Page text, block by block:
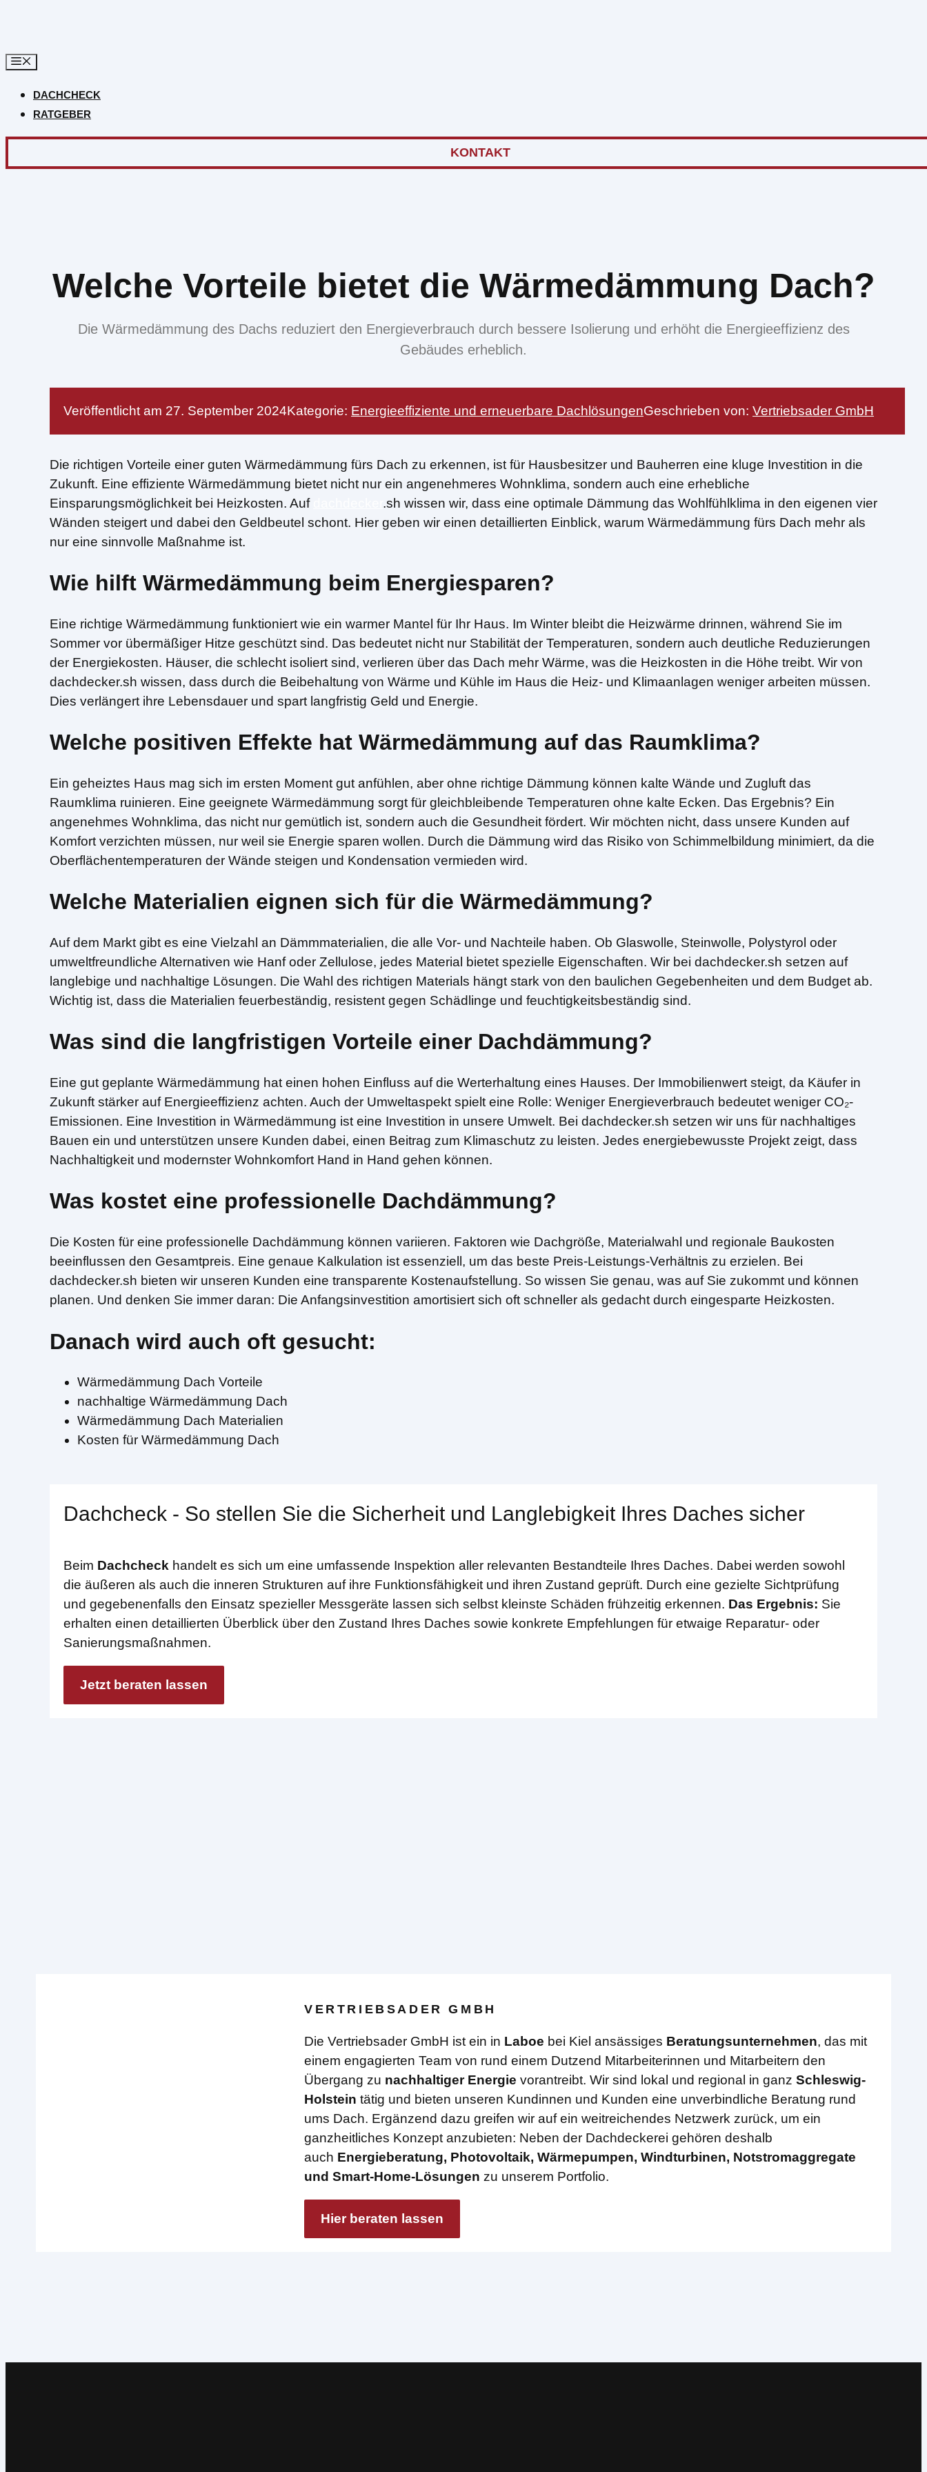
springen
DACHCHECK
RATGEBER
KONTAKT
Welche Vorteile bietet die Wärmedämmung Dach?
Die Wärmedämmung des Dachs reduziert den Energieverbrauch durch bessere Isolierung und erhöht die Energieeffizienz des
Gebäudes erheblich.
Veröffentlicht am 27. September 2024Kategorie: Energieeffiziente und erneuerbare DachlösungenGeschrieben von: Vertriebsader GmbH
Die richtigen Vorteile einer guten Wärmedämmung fürs Dach zu erkennen, ist für Hausbesitzer und Bauherren eine kluge Investition in die
Zukunft. Eine effiziente Wärmedämmung bietet nicht nur ein angenehmeres Wohnklima, sondern auch eine erhebliche
Einsparungsmöglichkeit bei Heizkosten. Auf
.sh wissen wir, dass eine optimale Dämmung das Wohlfühlklima in den eigenen vier
Wänden steigert und dabei den Geldbeutel schont. Hier geben wir einen detaillierten Einblick, warum Wärmedämmung fürs Dach mehr als
nur eine sinnvolle Maßnahme ist.
Wie hilft Wärmedämmung beim Energiesparen?
Eine richtige Wärmedämmung funktioniert wie ein warmer Mantel für Ihr Haus. Im Winter bleibt die Heizwärme drinnen, während Sie im
Sommer vor übermäßiger Hitze geschützt sind. Das bedeutet nicht nur Stabilität der Temperaturen, sondern auch deutliche Reduzierungen
der Energiekosten. Häuser, die schlecht isoliert sind, verlieren über das Dach mehr Wärme, was die Heizkosten in die Höhe treibt. Wir von
dachdecker.sh wissen, dass durch die Beibehaltung von Wärme und Kühle im Haus die Heiz- und Klimaanlagen weniger arbeiten müssen.
Dies verlängert ihre Lebensdauer und spart langfristig Geld und Energie.
Welche positiven Effekte hat Wärmedämmung auf das Raumklima?
Ein geheiztes Haus mag sich im ersten Moment gut anfühlen, aber ohne richtige Dämmung können kalte Wände und Zugluft das
Raumklima ruinieren. Eine geeignete Wärmedämmung sorgt für gleichbleibende Temperaturen ohne kalte Ecken. Das Ergebnis? Ein
angenehmes Wohnklima, das nicht nur gemütlich ist, sondern auch die Gesundheit fördert. Wir möchten nicht, dass unsere Kunden auf
Komfort verzichten müssen, nur weil sie Energie sparen wollen. Durch die Dämmung wird das Risiko von Schimmelbildung minimiert, da die
Oberflächentemperaturen der Wände steigen und Kondensation vermieden wird.
Welche Materialien eignen sich für die Wärmedämmung?
Auf dem Markt gibt es eine Vielzahl an Dämmmaterialien, die alle Vor- und Nachteile haben. Ob Glaswolle, Steinwolle, Polystyrol oder
umweltfreundliche Alternativen wie Hanf oder Zellulose, jedes Material bietet spezielle Eigenschaften. Wir bei dachdecker.sh setzen auf
langlebige und nachhaltige Lösungen. Die Wahl des richtigen Materials hängt stark von den baulichen Gegebenheiten und dem Budget ab.
Wichtig ist, dass die Materialien feuerbeständig, resistent gegen Schädlinge und feuchtigkeitsbeständig sind.
Was sind die langfristigen Vorteile einer Dachdämmung?
Eine gut geplante Wärmedämmung hat einen hohen Einfluss auf die Werterhaltung eines Hauses. Der Immobilienwert steigt, da Käufer in
Zukunft stärker auf Energieeffizienz achten. Auch der Umweltaspekt spielt eine Rolle: Weniger Energieverbrauch bedeutet weniger CO₂-
Emissionen. Eine Investition in Wärmedämmung ist eine Investition in unsere Umwelt. Bei dachdecker.sh setzen wir uns für nachhaltiges
Bauen ein und unterstützen unsere Kunden dabei, einen Beitrag zum Klimaschutz zu leisten. Jedes energiebewusste Projekt zeigt, dass
Nachhaltigkeit und modernster Wohnkomfort Hand in Hand gehen können.
Was kostet eine professionelle Dachdämmung?
Die Kosten für eine professionelle Dachdämmung können variieren. Faktoren wie Dachgröße, Materialwahl und regionale Baukosten
beeinflussen den Gesamtpreis. Eine genaue Kalkulation ist essenziell, um das beste Preis-Leistungs-Verhältnis zu erzielen. Bei
dachdecker.sh bieten wir unseren Kunden eine transparente Kostenaufstellung. So wissen Sie genau, was auf Sie zukommt und können
planen. Und denken Sie immer daran: Die Anfangsinvestition amortisiert sich oft schneller als gedacht durch eingesparte Heizkosten.
Danach wird auch oft gesucht:
Wärmedämmung Dach Vorteile
nachhaltige Wärmedämmung Dach
Wärmedämmung Dach Materialien
Kosten für Wärmedämmung Dach
Dachcheck - So stellen Sie die Sicherheit und Langlebigkeit Ihres Daches sicher
Beim Dachcheck handelt es sich um eine umfassende Inspektion aller relevanten Bestandteile Ihres Daches. Dabei werden sowohl
die äußeren als auch die inneren Strukturen auf ihre Funktionsfähigkeit und ihren Zustand geprüft. Durch eine gezielte Sichtprüfung
und gegebenenfalls den Einsatz spezieller Messgeräte lassen sich selbst kleinste Schäden frühzeitig erkennen. Das Ergebnis: Sie
erhalten einen detaillierten Überblick über den Zustand Ihres Daches sowie konkrete Empfehlungen für etwaige Reparatur- oder
Sanierungsmaßnahmen.
Jetzt beraten lassen
VERTRIEBSADER GMBH
Die Vertriebsader GmbH ist ein in Laboe bei Kiel ansässiges Beratungsunternehmen, das mit
einem engagierten Team von rund einem Dutzend Mitarbeiterinnen und Mitarbeitern den
Übergang zu nachhaltiger Energie vorantreibt. Wir sind lokal und regional in ganz Schleswig-
Holstein tätig und bieten unseren Kundinnen und Kunden eine unverbindliche Beratung rund
ums Dach. Ergänzend dazu greifen wir auf ein weitreichendes Netzwerk zurück, um ein
ganzheitliches Konzept anzubieten: Neben der Dachdeckerei gehören deshalb
auch Energieberatung, Photovoltaik, Wärmepumpen, Windturbinen, Notstromaggregate
und Smart-Home-Lösungen zu unserem Portfolio.
Hier beraten lassen